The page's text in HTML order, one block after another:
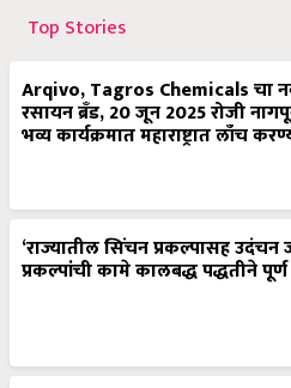
Top Stories
Arqivo, Tagros Chemicals चा
रसायन ब्रँड, 20 जून 2025 रोजी
भव्य कार्यक्रमात महाराष्ट्रात लाँच
‘राज्यातील सिंचन प्रकल्पासह उदंचन
प्रकल्पांची कामे कालबद्ध पद्धतीने